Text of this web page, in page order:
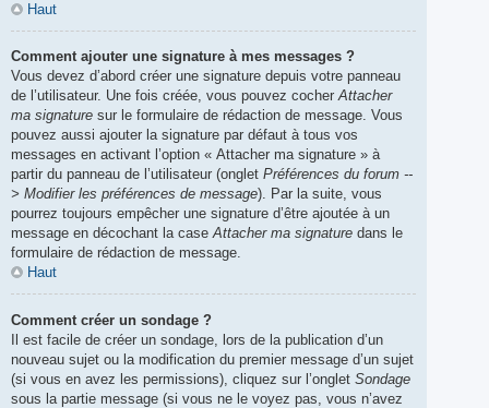
Haut
Comment ajouter une signature à mes messages ?
Vous devez d’abord créer une signature depuis votre panneau
de l’utilisateur. Une fois créée, vous pouvez cocherAttacher
ma signature sur le formulaire de rédaction de message. Vous
pouvez aussi ajouter la signature par défaut à tous vos
messages en activant l’option « Attacher ma signature » à
partir du panneau de l’utilisateur (onglet Préférences du forum --
> Modifier les préférences de message). Par la suite, vous
pourrez toujours empêcher une signature d’être ajoutée à un
message en décochant la caseAttacher ma signature dans le
formulaire de rédaction de message.
Haut
Comment créer un sondage ?
Il est facile de créer un sondage, lors de la publication d’un
nouveau sujet ou la modification du premier message d’un sujet
(si vous en avez les permissions), cliquez sur l’onglet Sondage
sous la partie message (si vous ne le voyez pas, vous n’avez